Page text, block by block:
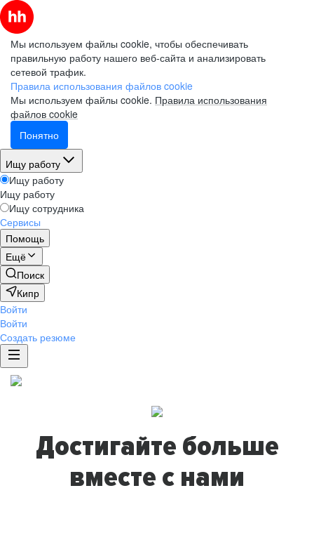
Мы используем файлы cookie, чтобы обеспечивать
правильную работу нашего веб-сайта и анализировать
сетевой трафик.
Правила использования файлов cookie
Мы используем файлы cookie. Правила использования
файлов cookie
Понятно
Ищу работу
Ищу работу
Ищу работу
Ищу сотрудника
Сервисы
Помощь
Ещё
Поиск
Кипр
Войти
Войти
Создать резюме
Достигайте больше
вместе с нами